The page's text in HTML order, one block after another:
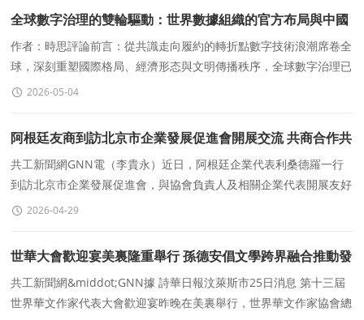
全球數字治理的雙輪驅動：世界數據組織的官方布局與中國
記錄通訊社的民間先行
作者：時思評論前言：從共識走向履約的轉折點數字技術浪潮席卷全
球，深刻重塑國際格局、經濟形态與文明傳播秩序，全球數字治理已
成爲多邊合作、文明交融與可持續發展的核心領域。20
2026-05-04
阿根廷友商到訪北京市企業發展促進會開展交流 共商合作共
赢新機遇
共工新聞網GNN電（李貴永）近日，阿根廷企業代表利桑德羅一行
到訪北京市企業發展促進會，與協會負責人及相關企業代表開展友好
交流，就深化經貿合作、拓展國際市場等議題進行深入探讨。
2026-04-29
世華大會歡迎宴美裏隆重舉行 孫德安倡文學跨界融合推動發
展
共工新聞網&middot;GNN據 詩華日報汶萊斯市25日消息 第十三屆
世界華文作家代表大會歡迎宴昨晚在美裏舉行，世界華文作家協會總